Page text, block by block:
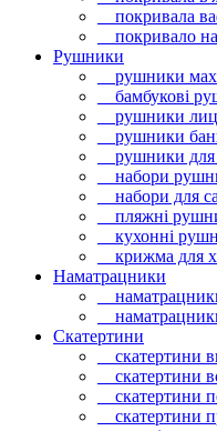
покривала
покривало
Рушники
рушники
бамбукові
рушники
рушники
рушники для
набори
набори для
пляжні
кухонні
крижма для
Наматрацники
Скатертини
скатертини
скатертини
скатертини
скатертини